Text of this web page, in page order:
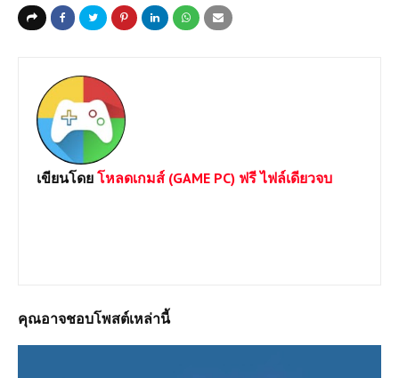
เขียนโดย โหลดเกมส์ (GAME PC) ฟรี ไฟล์เดียวจบ
คุณอาจชอบโพสต์เหล่านี้